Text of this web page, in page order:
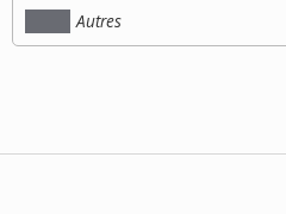
Autres